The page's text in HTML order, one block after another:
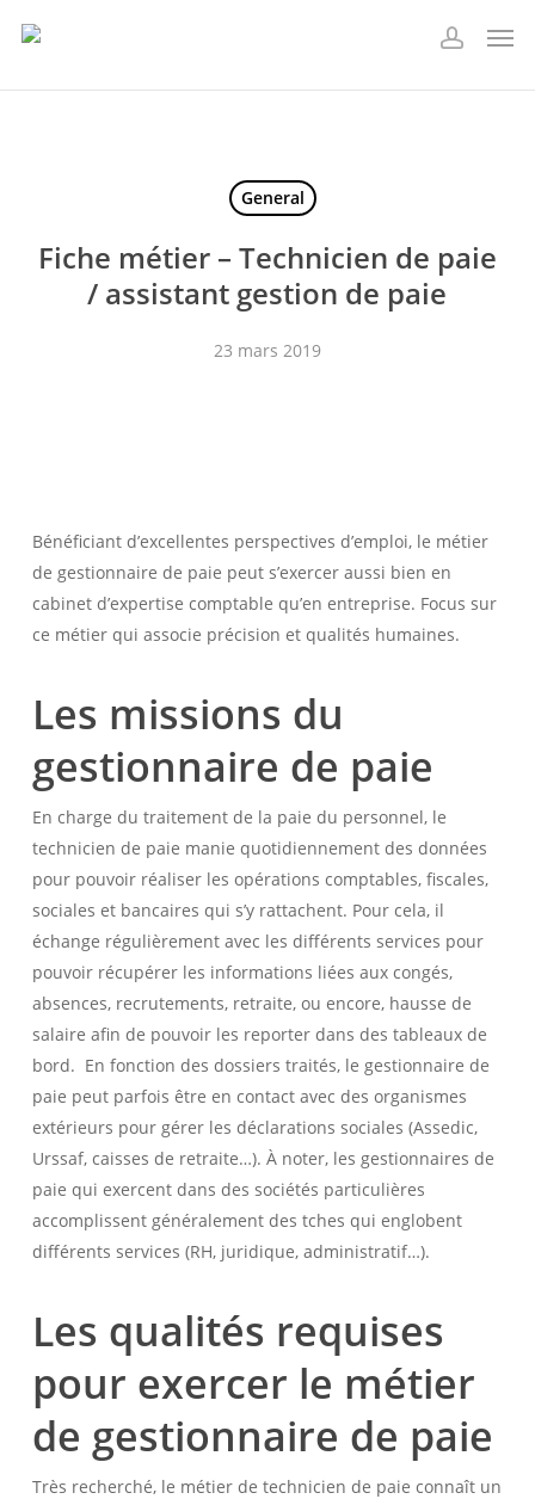
account
General
Fiche métier – Technicien de paie
/ assistant gestion de paie
23 mars 2019
Bénéficiant d’excellentes perspectives d’emploi, le métier
de gestionnaire de paie peut s’exercer aussi bien en
cabinet d’expertise comptable qu’en entreprise. Focus sur
ce métier qui associe précision et qualités humaines.
Les missions du
gestionnaire de paie
En charge du traitement de la paie du personnel, le
technicien de paie manie quotidiennement des données
pour pouvoir réaliser les opérations comptables, fiscales,
sociales et bancaires qui s’y rattachent. Pour cela, il
échange régulièrement avec les différents services pour
pouvoir récupérer les informations liées aux congés,
absences, recrutements, retraite, ou encore, hausse de
salaire afin de pouvoir les reporter dans des tableaux de
bord. En fonction des dossiers traités, le gestionnaire de
paie peut parfois être en contact avec des organismes
extérieurs pour gérer les déclarations sociales (Assedic,
Urssaf, caisses de retraite…). À noter, les gestionnaires de
paie qui exercent dans des sociétés particulières
accomplissent généralement des tches qui englobent
différents services (RH, juridique, administratif…).
Les qualités requises
pour exercer le métier
de gestionnaire de paie
Très recherché, le métier de technicien de paie connaît un